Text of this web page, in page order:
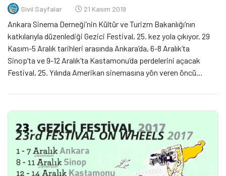
Sivil Sayfalar 21 Kasım 2019
Ankara Sinema Derneği’nin Kültür ve Turizm Bakanlığı’nın
katkılarıyla düzenlediği Gezici Festival, 25. kez yola çıkıyor. 29
Kasım-5 Aralık tarihleri arasında Ankara’da, 6-8 Aralık’ta
Sinop’ta ve 9-12 Aralık’ta Kastamonu’da perdelerini açacak
Festival, 25. Yılında Amerikan sinemasına yön veren öncü